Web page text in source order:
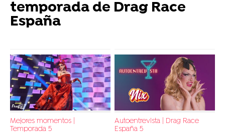
temporada de Drag Race
España
Mejores momentos |
Temporada 5
Autoentrevista | Drag Race
España 5